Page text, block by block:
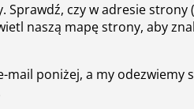
czy w adresie strony
naszą mapę strony, aby
mail poniżej, a my odezwiemy